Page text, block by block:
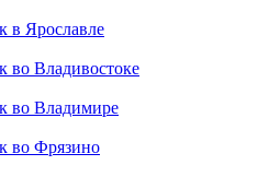
в Ярославле
во Владивостоке
во Владимире
во Фрязино